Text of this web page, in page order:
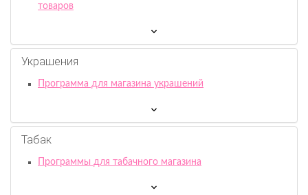
товаров
Украшения
Программа для магазина украшений
Табак
Программы для табачного магазина